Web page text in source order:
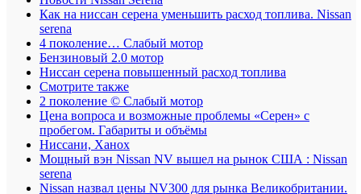
Как на ниссан серена уменьшить расход топлива. Nissan
serena
4 поколение… Слабый мотор
Бензиновый 2.0 мотор
Ниссан серена повышенный расход топлива
Смотрите также
2 поколение © Слабый мотор
Цена вопроса и возможные проблемы «Серен» с
пробегом. Габариты и объёмы
Ниссани, Ханох
Мощный вэн Nissan NV вышел на рынок США : Nissan
serena
Nissan назвал цены NV300 для рынка Великобритании.